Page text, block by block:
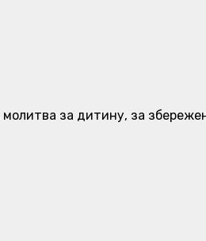
за дитину, за